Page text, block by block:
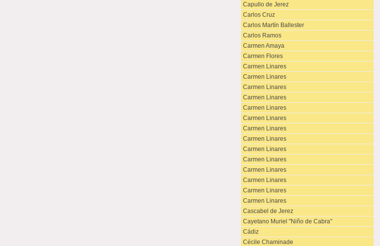
Capullo de Jerez
Carlos Cruz
Carlos Martín Ballester
Carlos Ramos
Carmen Amaya
Carmen Flores
Carmen Linares
Carmen Linares
Carmen Linares
Carmen Linares
Carmen Linares
Carmen Linares
Carmen Linares
Carmen Linares
Carmen Linares
Carmen Linares
Carmen Linares
Carmen Linares
Carmen Linares
Carmen Linares
Cascabel de Jerez
Cayetano Muriel "Niño de Cabra"
Cádiz
Cécile Chaminade